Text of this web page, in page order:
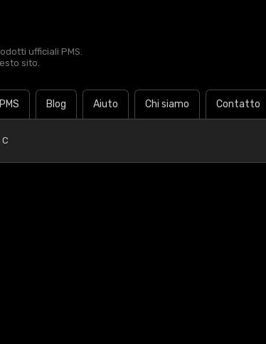
ufficiali PMS.
sito.
Blog Aiuto Chi siamo Contatto